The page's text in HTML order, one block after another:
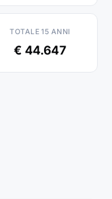
TOTALE 15 ANNI
€ 44.647